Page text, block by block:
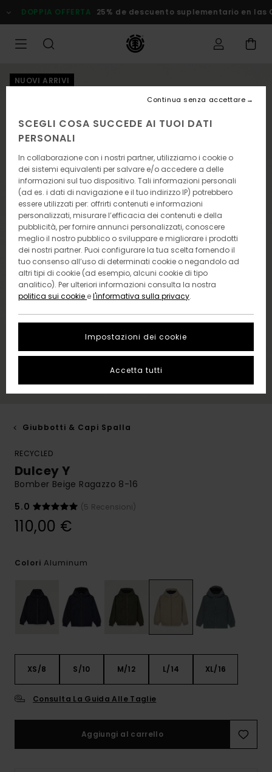
alle
informazioni
prodotto
DOPPIA OFFERTA 25% de descuento suplementario en
NUOVI ARRIVI
Giubbotti & Capi Spalla
RECYCLED
Dulcey Y
Bomber Beige Ragazzo 8-16
5.0
(5 Recensioni)
110,00 €
Colori Aluminum
XS/8 S/10 M/12 L/14 XL/16
Consulta La Guida Alle Taglie
Aggiungi al carrello
SCEGLI COSA SUCCEDE AI TUOI DATI
PERSONALI
In collaborazione con i nostri partner, utilizziamo i cookie o
dei sistemi equivalenti per salvare e/o accedere a delle
informazioni sul tuo dispositivo. Tali informazioni personali
(ad es. i dati di navigazione e il tuo indirizzo IP) potrebbero
essere utilizzati per: offrirti contenuti e informazioni
personalizzati, misurare l’efficacia dei contenuti e della
pubblicità, per fornire annunci personalizzati, conoscere
meglio il nostro pubblico o sviluppare e migliorare i prodotti
dei nostri partner. Puoi configurare la tua scelta fornendo il
tuo consenso all’uso di determinati cookie o negandolo ad
altri tipi di cookie (ad esempio, alcuni cookie di tipo
analitico). Per ulteriori informazioni consulta la nostra
politica sui cookie el'informativa sulla privacy.
Impostazioni dei cookie
Continua senza accettare
Accetta tutti